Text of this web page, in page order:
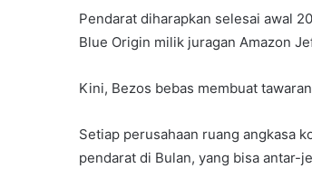
Pendarat diharapkan selesai awal
Blue Origin milik juragan Amazon
Kini, Bezos bebas membuat
Setiap perusahaan ruang angkasa
pendarat di Bulan, yang bisa antar-